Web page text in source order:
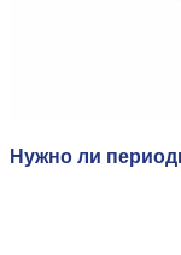
Нужно ли